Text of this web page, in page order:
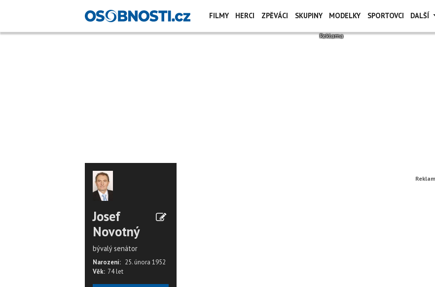
FILMY HERCI ZPĚVÁCI SKUPINY MODELKY SPORTOVCI DALŠÍ
Josef
Novotný
bývalý senátor
Narození: 25. února 1952
Věk: 74 let